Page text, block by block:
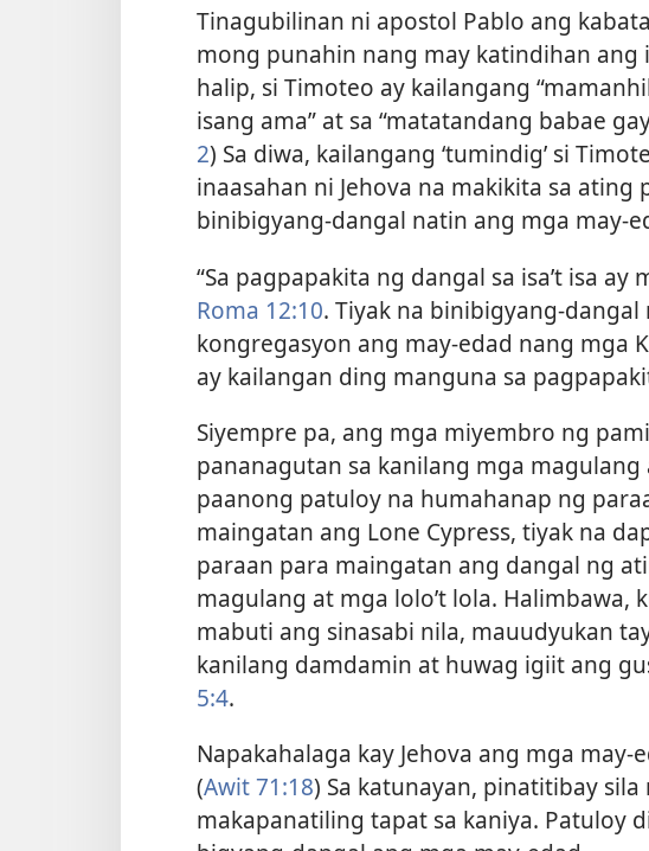
Tinagubilinan ni apostol Pablo ang
mong punahin nang may katindihan ang
halip, si Timoteo ay kailangang
isang ama” at sa “matatandang babae
2) Sa diwa, kailangang ‘tumindig’ si
inaasahan ni Jehova na makikita sa
binibigyang-dangal natin ang mga may-
“Sa pagpapakita ng dangal sa isa’t isa ay
Roma 12:10. Tiyak na binibigyang-
kongregasyon ang may-edad nang mga
ay kailangan ding manguna sa
Siyempre pa, ang mga miyembro ng
pananagutan sa kanilang mga magulang
paanong patuloy na humahanap ng
maingatan ang Lone Cypress, tiyak na
paraan para maingatan ang dangal ng
magulang at mga lolo’t lola. Halimbawa,
mabuti ang sinasabi nila, mauudyukan
kanilang damdamin at huwag igiit ang
5:4.
Napakahalaga kay Jehova ang mga
(Awit 71:18) Sa katunayan, pinatitibay
makapanatiling tapat sa kaniya. Patuloy